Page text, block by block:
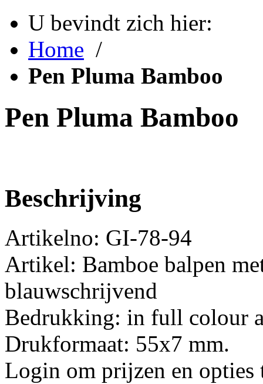
U bevindt zich hier:
Home /
Pen Pluma Bamboo
Pen Pluma Bamboo
Beschrijving
Artikelno: GI-78-94
Artikel: Bamboe balpen
blauwschrijvend
Bedrukking: in full colour
Drukformaat: 55x7 mm.
Login om prijzen en opties